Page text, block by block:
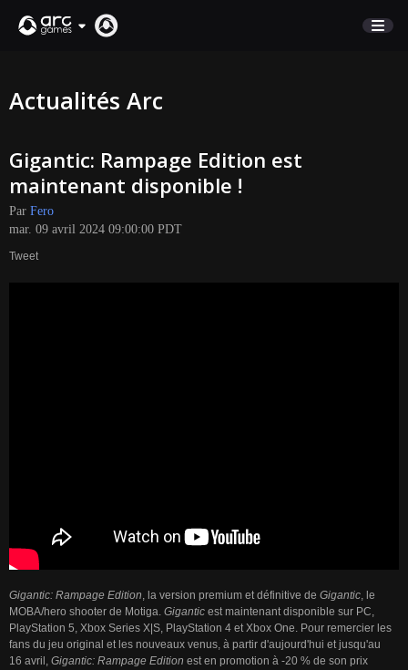
SUPPORT
Connexion
English
Actualités Arc
Gigantic: Rampage Edition est
maintenant disponible !
Par Fero
mar. 09 avril 2024 09:00:00 PDT
Tweet
Gigantic: Rampage Edition, la version premium et définitive de Gigantic, le
MOBA/hero shooter de Motiga. Gigantic est maintenant disponible sur PC,
PlayStation 5, Xbox Series X|S, PlayStation 4 et Xbox One. Pour remercier les
fans du jeu original et les nouveaux venus, à partir d'aujourd'hui et jusqu'au
16 avril, Gigantic: Rampage Edition est en promotion à -20 % de son prix